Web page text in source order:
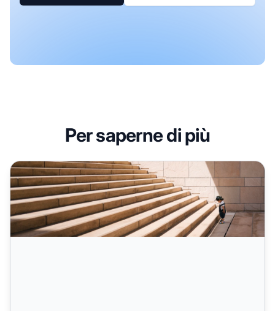
Per saperne di più
Marketing di affiliazione per principianti